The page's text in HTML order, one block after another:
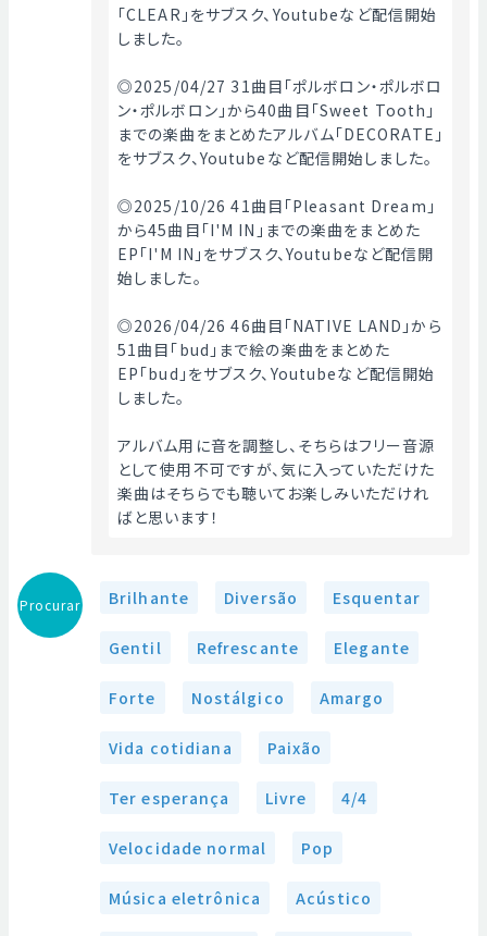
「CLEAR」をサブスク、Youtubeなど配信開始
しました。
◎2025/04/27 31曲目「ポルボロン・ポルボロ
ン・ポルボロン」から40曲目「Sweet Tooth」
までの楽曲をまとめたアルバム「DECORATE」
をサブスク、Youtubeなど配信開始しました。
◎2025/10/26 41曲目「Pleasant Dream」
から45曲目「I'M IN」までの楽曲をまとめた
EP「I'M IN」をサブスク、Youtubeなど配信開
始しました。
◎2026/04/26 46曲目「NATIVE LAND」から
51曲目「bud」まで絵の楽曲をまとめた
EP「bud」をサブスク、Youtubeなど配信開始
しました。
アルバム用に音を調整し、そちらはフリー音源
として使用不可ですが、気に入っていただけた
楽曲はそちらでも聴いてお楽しみいただけれ
ばと思います！
Procurar Brilhante Diversão Esquentar
Gentil Refrescante Elegante
Forte Nostálgico Amargo
Vida cotidiana Paixão
Ter esperança Livre 4/4
Velocidade normal Pop
Música eletrônica Acústico